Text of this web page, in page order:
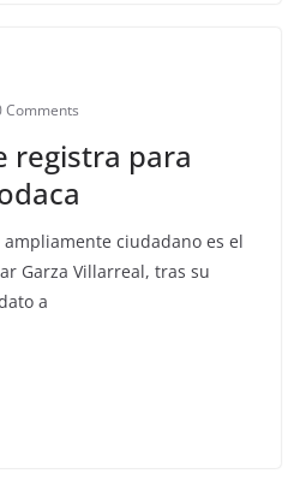
Comments
registra para
ampliamente ciudadano es el
Garza Villarreal, tras su
a